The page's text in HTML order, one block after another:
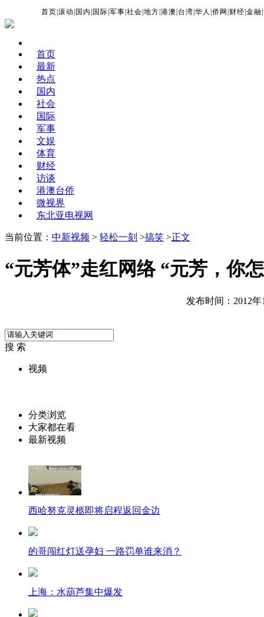
首页 |滚动 国内 国际 |军事 |社会 |地方 |港澳 台湾 |华人 |侨网 财经 |金融 |
首页
最新
热点
国内
社会
国际
军事
文娱
体育
财经
访谈
港澳台侨
微视界
东北亚电视网
当前位置： 中新视频 > 轻松一刻 >搞笑 >正文
“元芳体”走红网络 “元芳，你
发布时间：2012年
搜 索
视频
分类浏览
大家都在看
最新视频
西哈努克灵柩即将启程返回金边
的哥闯红灯送孕妇 一路罚单谁来消？
上海：水葫芦集中爆发